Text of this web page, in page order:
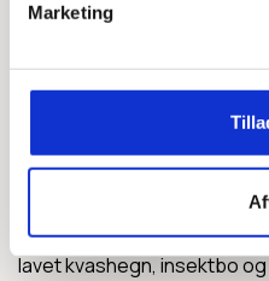
Marketing
op i larvernes udvikling.”
Levende spejdergrund i
Siden etableringen af bi-
tænkt endnu mere
spejdergrund nord for
andet plantet flere arter af
lavet kvashegn, insektbo og